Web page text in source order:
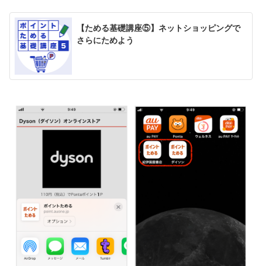
【ためる基礎講座⑤】ネットショッピングで
さらにためよう